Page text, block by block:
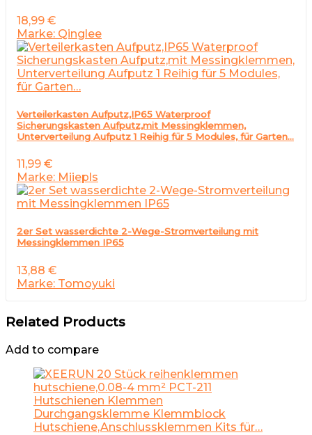
18,99 €
Marke: Qinglee
Verteilerkasten Aufputz,IP65 Waterproof
Sicherungskasten Aufputz,mit Messingklemmen,
Unterverteilung Aufputz 1 Reihig für 5 Modules, für Garten…
11,99 €
Marke: Miiepls
2er Set wasserdichte 2-Wege-Stromverteilung mit
Messingklemmen IP65
13,88 €
Marke: Tomoyuki
Related Products
Add to compare